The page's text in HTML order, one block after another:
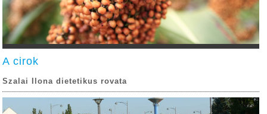
A cirok
Szalai Ilona dietetikus rovata